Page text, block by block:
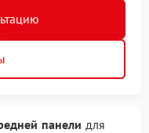
панели для